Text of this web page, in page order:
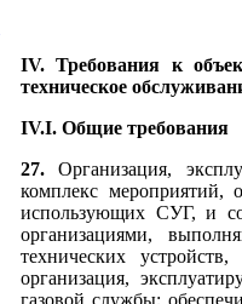
IV. Требования к
техническое
IV.I. Общие требования
27.Организация,
комплекс мероприятий,
использующих СУГ, и
организациями,
технических
организация,
газовой службы;